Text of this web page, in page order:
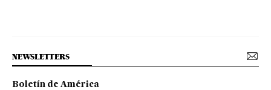
NEWSLETTERS
Boletín de América